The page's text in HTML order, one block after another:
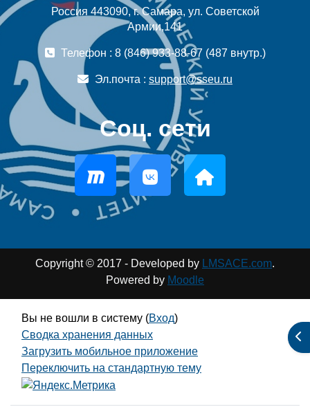
Россия 443090, г. Самара, ул. Советской
Армии,141
Телефон : 8 (846) 933-88-67 (487 внутр.)
Эл.почта : support@sseu.ru
Соц. сети
Copyright © 2017 - Developed by LMSACE.com.
Powered by Moodle
Вы не вошли в систему (Вход)
Сводка хранения данных
Загрузить мобильное приложение
Переключить на стандартную тему